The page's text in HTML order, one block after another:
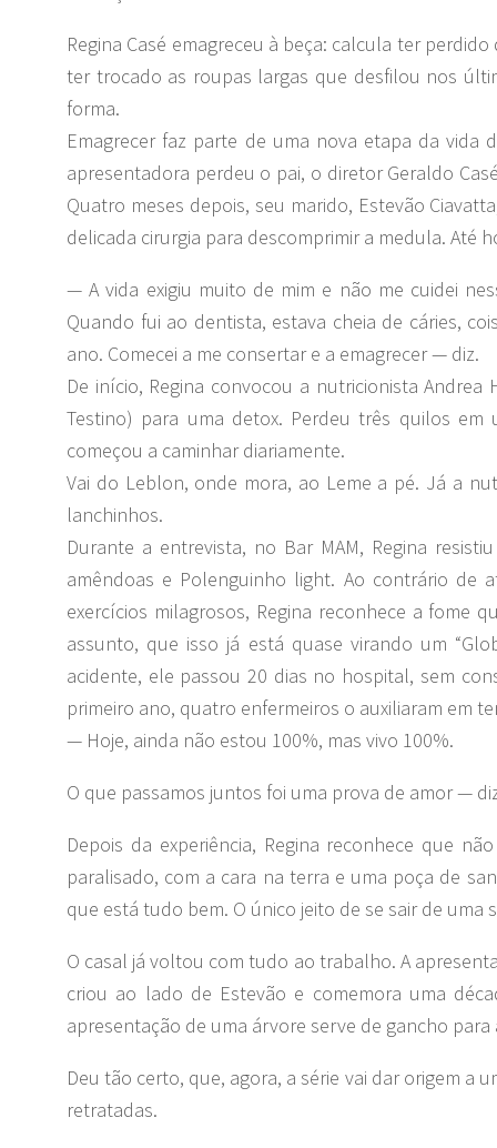
Regina Casé emagreceu à beça: calcula ter
ter trocado as roupas largas que desfilou nos
forma.
Emagrecer faz parte de uma nova etapa da vida
apresentadora perdeu o pai, o diretor Geraldo
Quatro meses depois, seu marido, Estevão
delicada cirurgia para descomprimir a medula. Até
— A vida exigiu muito de mim e não me cuidei
Quando fui ao dentista, estava cheia de cáries,
ano. Comecei a me consertar e a emagrecer — diz.
De início, Regina convocou a nutricionista
Testino) para uma detox. Perdeu três quilos em
começou a caminhar diariamente.
Vai do Leblon, onde mora, ao Leme a pé. Já a
lanchinhos.
Durante a entrevista, no Bar MAM, Regina
amêndoas e Polenguinho light. Ao contrário de
exercícios milagrosos, Regina reconhece a fome
assunto, que isso já está quase virando um
acidente, ele passou 20 dias no hospital, sem
primeiro ano, quatro enfermeiros o auxiliaram em
— Hoje, ainda não estou 100%, mas vivo 100%.
O que passamos juntos foi uma prova de amor —
Depois da experiência, Regina reconhece que
paralisado, com a cara na terra e uma poça de
que está tudo bem. O único jeito de se sair de
O casal já voltou com tudo ao trabalho. A
criou ao lado de Estevão e comemora uma
apresentação de uma árvore serve de gancho
Deu tão certo, que, agora, a série vai dar origem a
retratadas.